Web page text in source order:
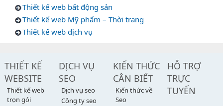
Thiết kế web bất động sản
Thiết kế web Mỹ phẩm – Thời trang
Thiết kế web dịch vụ
THIẾT KẾ
WEBSITE
Thiết kế web
trọn gói
DỊCH VỤ
SEO
Dịch vụ seo
Công ty seo
KIẾN THỨC
CÂN BIẾT
Kiến thức về
Seo
HỖ TRỢ
TRỰC
TUYẾN